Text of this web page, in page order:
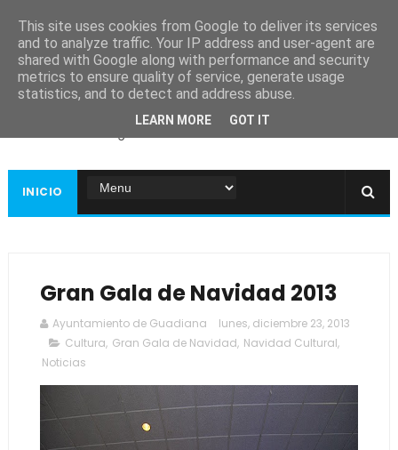
Ayuntamiento de
Guadiana
INICIO
Gran Gala de Navidad 2013
Ayuntamiento de Guadiana
lunes, diciembre 23, 2013
Cultura, Gran Gala de Navidad, Navidad Cultural,
Noticias
This site uses cookies from Google to deliver its services
and to analyze traffic. Your IP address and user-agent are
shared with Google along with performance and security
metrics to ensure quality of service, generate usage
statistics, and to detect and address abuse.
LEARN MORE GOT IT